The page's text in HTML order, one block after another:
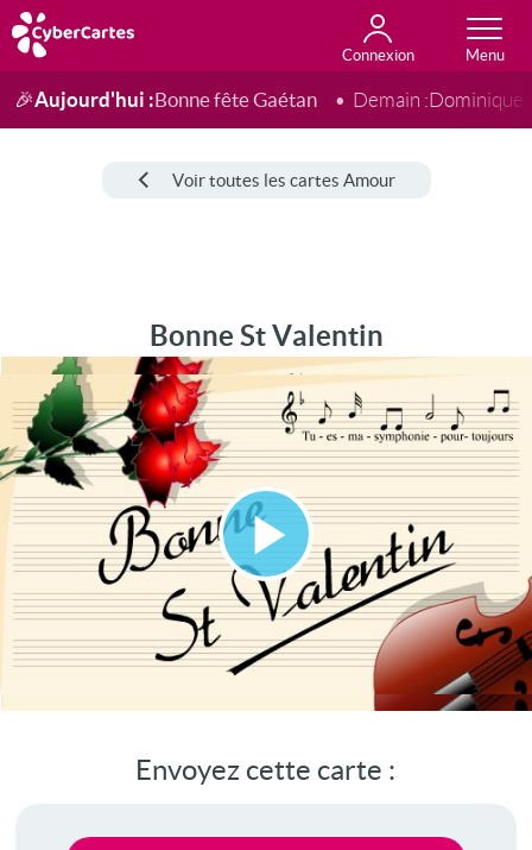
Connexion
Anniversaire
Fête du jour
Amour
Amitié
Merci
Toutes les cartes
🎉Aujourd'hui :Bonne fête Gaétan Demain :Dominique
Voir toutes les cartes Amour
Bonne St Valentin
Lire
la
vidéo
Envoyez cette carte :